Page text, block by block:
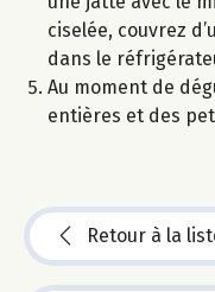
ciselée, couvrez
dans le
Au moment de
entières et des
Retour à la